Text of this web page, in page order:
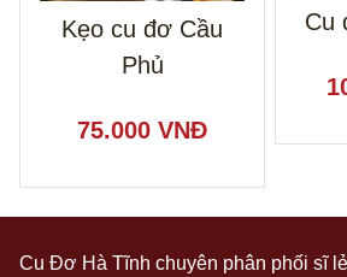
Kẹo cu đơ Cầu
Phủ
75.000 VNĐ
Cu
Cu Đơ Hà Tĩnh chuyên phân phối sĩ